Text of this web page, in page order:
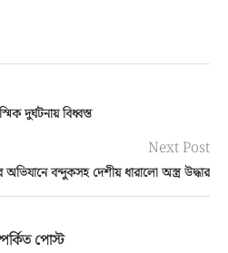
দুর্ঘটনায় বিধ্বস্ত
Next Post
অভিযানে বন্দুকসহ দেশীয় ধারালো অস্ত্র উদ্ধার
পোস্ট